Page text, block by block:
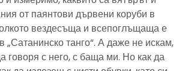
от паянтови дървени коруби в
вездесъща и всепоглъщаща е
„Сатанинско танго“. А даже не искам,
говоря с него, с баща ми. Но как да